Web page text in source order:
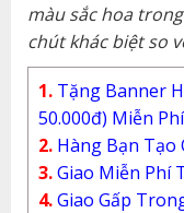
màu sắc hoa
chút khác biệt so
1. Tặng Banner
50.000đ) Miễn Phí
2. Hàng Bạn Tạo
3.Giao Miễn Phí
4.Giao Gấp